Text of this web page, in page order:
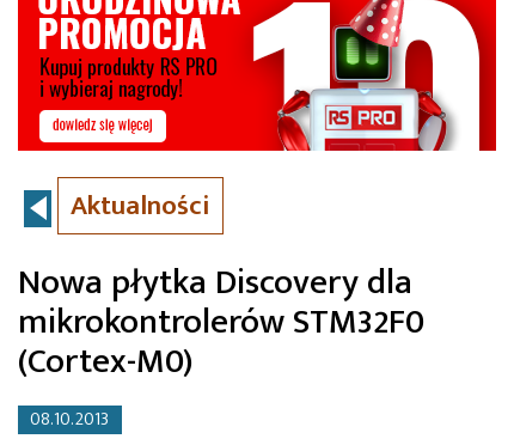
Aktualności
Nowa płytka Discovery dla
mikrokontrolerów STM32F0
(Cortex-M0)
08.10.2013